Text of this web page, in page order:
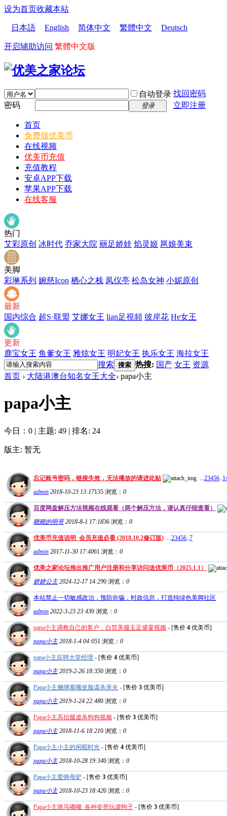
设为首页收藏本站
日本語 English 简体中文 繁體中文 Deutsch
开启辅助访问 繁體中文版
自动登录 找回密码
密码
登录 立即注册
首页
免费领优美币
在线视频
优美币充值
充值教程
安卓APP下载
苹果APP下载
在线客服
热门
艾彩原创 冰时代 乔家大院 丽足娇娃 焰灵姬 邕娘美束
美脚
彩琳系列 婉慈Icon 栖心之栈 凤仪亭 松岛女神 小妮原创
最新
国内综合 超S·联盟 艾娜女王 lian足視頻 彼岸花 He女王
更新
鹿宝女王 鱼爹女王 雅炫女王 明妃女王 执乐女王 海拉女王
搜索 搜索 热搜: 国产 女王 资源
首页 › 大陆港澳台知名女王大全› papa小主
papa小主
今日：0 | 主题: 49 | 排名: 24
版主: 暂无
忘记账号密码，链接失效，无法播放的请进此贴 23456
admin 2018-10-23 13:17135 浏览： 0
百度网盘解压方法视频在线观看（两个解压方法，请认真仔细查看）
晓晓的明哥 2018-8-1 17:1836 浏览： 0
优美币充值说明_会员充值必看 (2018.10.2修订版) 23456 7
admin 2017-11-30 17:4061 浏览： 0
优美之家论坛推出推广用户注册和分享访问送优美币（2025.1.1）
娇娇公主 2024-12-17 14:290 浏览： 0
本站禁止一切敏感政治，预防诈骗，时政信息，打造纯绿色美脚社区
admin 2022-3-23 23:430 浏览： 0
papa小主调教自己的客户，白皙美腿玉足盛宴视频 - [售价 4 优美币]
papa小主 2018-1-4 04:051 浏览： 0
papa小主应聘大堂经理 - [售价 4 优美币]
papa小主 2019-2-26 18:350 浏览： 0
Papa小主捆绑塞嘴坐脸谋杀亲夫 - [售价 3 优美币]
papa小主 2019-1-24 22:480 浏览： 0
Papa小主高抬腿虐杀狗狗视频 - [售价 3 优美币]
papa小主 2018-11-6 18:210 浏览： 0
Papa小主小主的闲暇时光 - [售价 4 优美币]
papa小主 2018-10-28 19:340 浏览： 0
Papa小主爱骑母驴 - [售价 3 优美币]
papa小主 2018-10-23 18:420 浏览： 0
Papa小主骑马嘟嘟_各种姿势玩虐狗子 - [售价 3 优美币]